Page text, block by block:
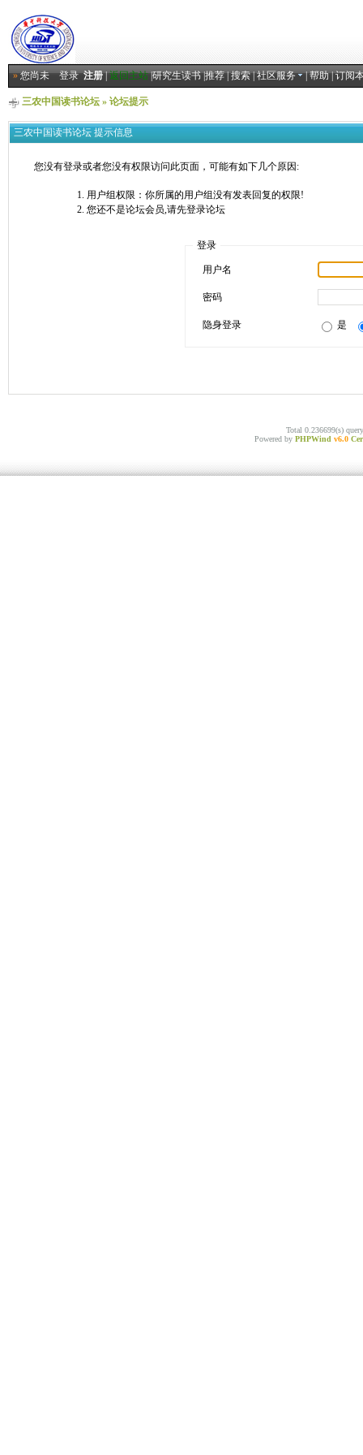
»您尚未登录 注册|返回主站|研究生读书|推荐|搜索|社区服务 |帮助|订阅
三农中国读书论坛» 论坛提示
三农中国读书论坛 提示信息
您没有登录或者您没有权限访问此页面，可能有如下几个原因:
用户组权限：你所属的用户组没有发表回复的权限!
您还不是论坛会员,请先登录论坛
登录
用户名
密码
隐身登录 是
Total 0.236699(s)
Powered by PHPWind v6.0